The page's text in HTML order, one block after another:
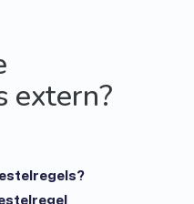
extern?